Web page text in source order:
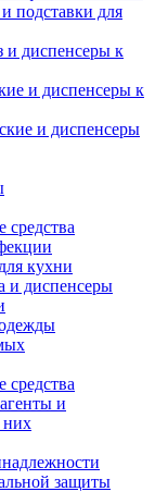
подставки для
и диспенсеры к
и диспенсеры к
и диспенсеры
кухни
и диспенсеры
и
них
защиты